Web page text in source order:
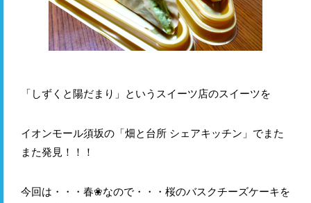
「しずくと陽だまり」というスイーツ店のスイーツを
イオンモール須坂の「畑と台所 シェアキッチン」でまた
また発見！！！
今回は・・・春❀なので・・・桜のバスクチーズケーキを